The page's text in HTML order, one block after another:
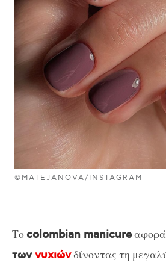
©MATEJANOVA/INSTAGRAM
Τοcolombian manicureαφορά
τωννυχιώνδίνοντας τη